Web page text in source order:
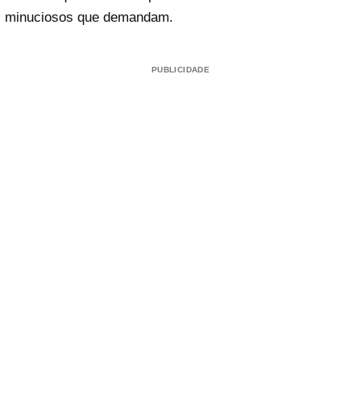
minuciosos que demandam.
PUBLICIDADE